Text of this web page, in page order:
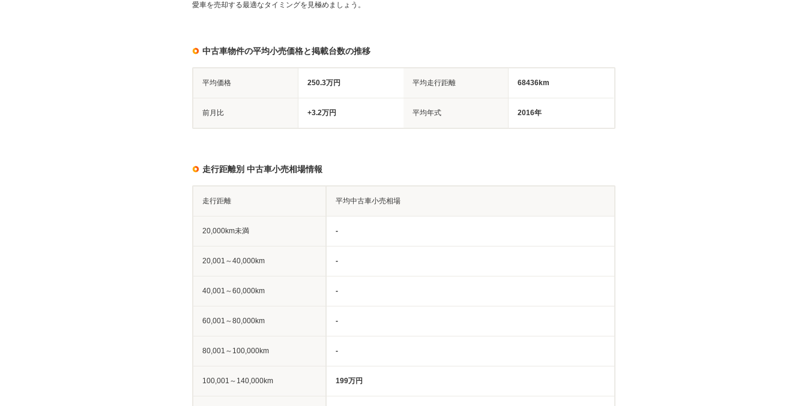
愛車を売却する最適なタイミングを見極めましょう。
中古車物件の平均小売価格と掲載台数の推移
平均価格 250.3万円 平均走行距離 68436km
前月比 +3.2万円 平均年式 2016年
走行距離別 中古車小売相場情報
走行距離 平均中古車小売相場
20,000km未満 -
20,001～40,000km -
40,001～60,000km -
60,001～80,000km -
80,001～100,000km -
100,001～140,000km 199万円